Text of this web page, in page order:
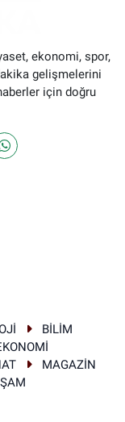
ekonomi, spor,
gelişmelerini
için doğru
BİLİM
MAGAZİN